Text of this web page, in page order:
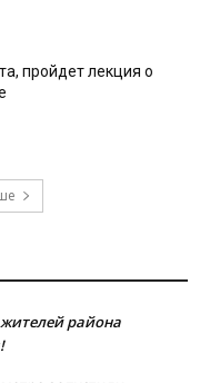
пройдет лекция о
района